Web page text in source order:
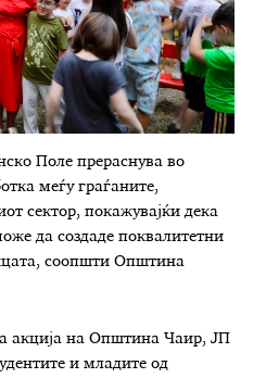
Поле прераснува во
меѓу граѓаните,
сектор, покажувајќи дека
да создаде поквалитетни
соопшти Општина
акција на Општина Чаир, ЈП
и младите од